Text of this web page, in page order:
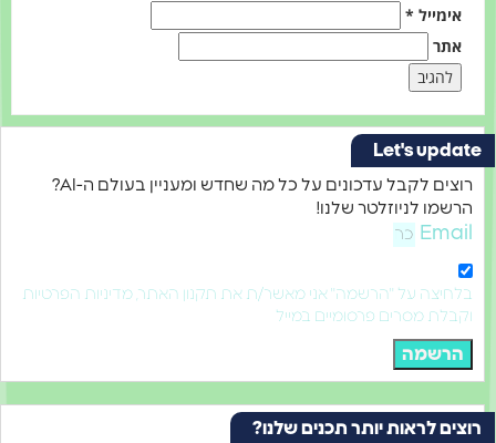
אימייל*
אתר
Let's
רוצים לקבל עדכונים על כל מה שחדש ומעניין בעולם ה-AI?
לניוזלטר שלנו!
על "הרשמה" אני מאשר/ת את תקנון האתר, מדיניות הפרטיות
מסרים פרסומיים במייל
הרשמה
לראות יותר תכנים שלנו?